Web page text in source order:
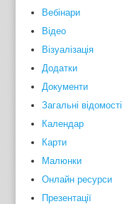
Вебінари
Відео
Візуалізація
Додатки
Документи
Загальні відомості
Календар
Карти
Малюнки
Онлайн ресурси
Презентації